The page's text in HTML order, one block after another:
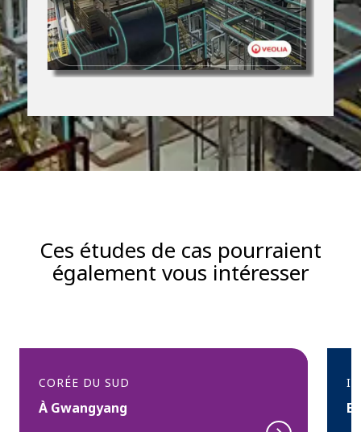
Ces études de cas pourraient
également vous intéresser
CORÉE DU SUD
À Gwangyang